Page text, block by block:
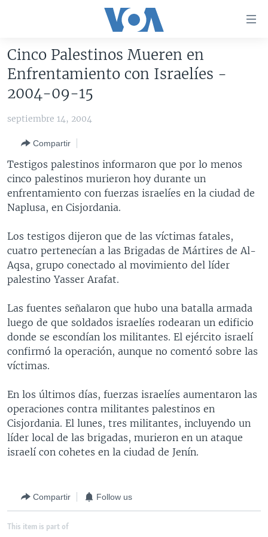
accesibilidad
contenido
Salte
principal
Salte
búsqueda
AMÉRICA DEL NORTE
VOA VERIFICA INMIGRACIÓN
VOA VERIFICA AMÉRICA LATINA
ARGENTINA
BOLIVIA
COLOMBIA
CHILE
PERÚ
ECUADOR
VENEZUELA
CHINA EN AMÉRICA LATINA
CENTROAMÉRICA
COSTA RICA
EL SALVADOR
GUATEMALA
HONDURAS
NICARAGUA
OTRAS SECCIONES
INMIGRACIÓN
LIBERTAD DE PRENSA
MUNDO
ECONOMÍA
TECNOLOGÍA
DEPORTES
CIENCIA Y SALUD
ESPECIALES DE LA VOA
LIBERTAD DE PRENSA
UCRANIA
MULTIMEDIA
FOTOGRAFÍA
AUDIOS
EL MUNDO AL DÍA
FORO INTERAMERICANO
VISIÓN 360
PANORAMA
RADIO
AVANCE INFORMATIVO
AUDIONOTICIAS
ESTADOS UNIDOS AL DÍA
EL MUNDO AL DÍA [RADIO]
FORO [RADIO]
NOTA ECONÓMICA
DIRECT
DOCUMENTALES DE LA VOA
Learning English
SÍGANOS
Cinco Palestinos Mueren en
Enfrentamiento con Israelíes -
2004-09-15
septiembre 14, 2004
Compartir
Testigos palestinos informaron que por lo menos
cinco palestinos murieron hoy durante un
enfrentamiento con fuerzas israelíes en la ciudad de
Naplusa, en Cisjordania.
Los testigos dijeron que de las víctimas fatales,
cuatro pertenecían a las Brigadas de Mártires de Al-
Aqsa, grupo conectado al movimiento del líder
palestino Yasser Arafat.
Las fuentes señalaron que hubo una batalla armada
luego de que soldados israelíes rodearan un edificio
donde se escondían los militantes. El ejército israelí
confirmó la operación, aunque no comentó sobre las
víctimas.
En los últimos días, fuerzas israelíes aumentaron las
operaciones contra militantes palestinos en
Cisjordania. El lunes, tres militantes, incluyendo un
líder local de las brigadas, murieron en un ataque
israelí con cohetes en la ciudad de Jenín.
Compartir Follow us
This item is part of